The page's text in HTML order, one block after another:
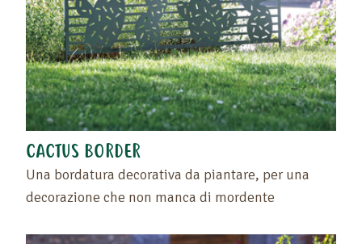
CACTUS BORDER
Una bordatura decorativa da piantare, per una
decorazione che non manca di mordente
Trascinate il prodotto o il rivenditore nello spazio
vuoto situato a sinistra di questo testo .
Ritrovate i vostri preferiti sulla pagina "I vostri
prodotti preferiti" o cliccando di nuovo sul cuore.